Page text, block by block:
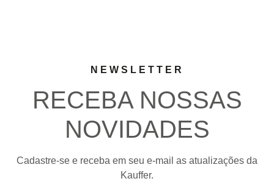
NEWSLETTER
RECEBA NOSSAS
NOVIDADES
Cadastre-se e receba em seu e-mail as atualizações da
Kauffer.